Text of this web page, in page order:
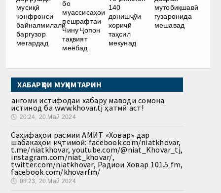
мусиқӣ
конфронси
байналмилалӣ
баргузор
мегардад
бо
муассисаҳои
пешрафтаи
Чину Ҷопон
тақвият
меёбад
140
донишҷӯи
хориҷӣ
таҳсил
мекунад
мутобиқшавӣ
гузаронида
мешавад
ХАБАРҲОИ МУҲИМТАРИН
Ҳангоми истифодаи хабару маводи сомона
истинод ба www.khovar.tj ҳатмӣ аст!
🕔 20:24, 20.Май 2024
Саҳифаҳои расмии АМИТ «Ховар» дар
шабакаҳои иҷтимоӣ: facebook.com/niatkhovar,
t.me/niatkhovar, youtube.com/@niat_Khovar_tj,
instagram.com/niat_khovar/,
twitter.com/niatkhovar, Радиои Ховар 101.5 fm,
facebook.com/khovarfm/
🕔 08:23, 20.Май 2024